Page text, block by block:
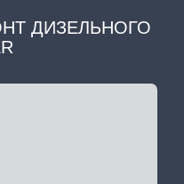
ДИЗЕЛЬНОГО